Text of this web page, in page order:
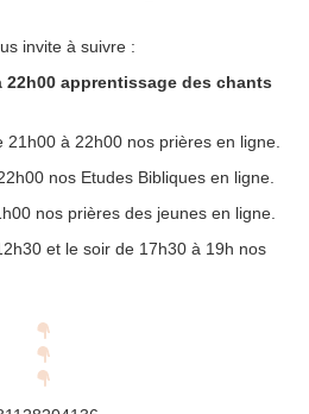
invite à suivre :
22h00 apprentissage des chants
21h00 à 22h00 nos prières en ligne.
nos Etudes Bibliques en ligne.
nos prières des jeunes en ligne.
et le soir de 17h30 à 19h nos